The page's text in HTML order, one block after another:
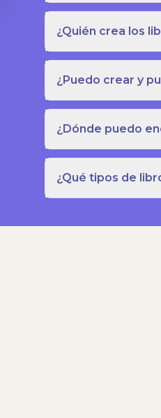
¿Quién crea los
¿Puedo crear y
¿Dónde puedo
¿Qué tipos de